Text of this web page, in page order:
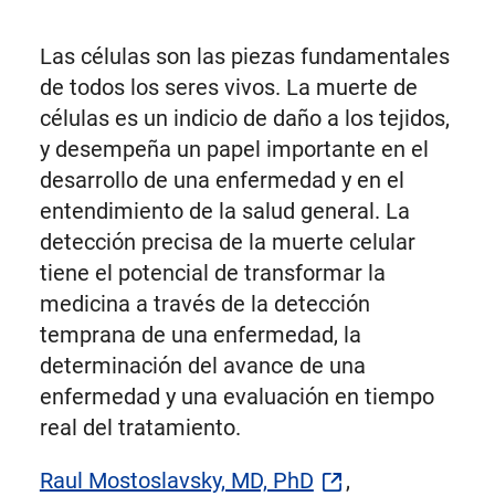
Las células son las piezas fundamentales
de todos los seres vivos. La muerte de
células es un indicio de daño a los tejidos,
y desempeña un papel importante en el
desarrollo de una enfermedad y en el
entendimiento de la salud general. La
detección precisa de la muerte celular
tiene el potencial de transformar la
medicina a través de la detección
temprana de una enfermedad, la
determinación del avance de una
enfermedad y una evaluación en tiempo
real del tratamiento.
Raul Mostoslavsky, MD, PhD
,